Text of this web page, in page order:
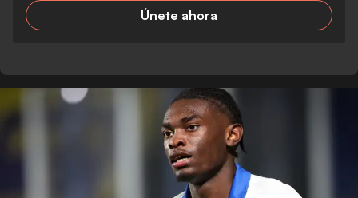
Únete ahora